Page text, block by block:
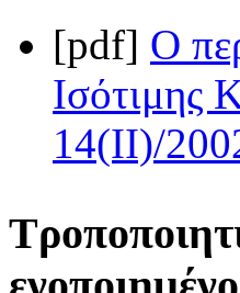
[pdf] Ο
Ισότιμης
14(II)/